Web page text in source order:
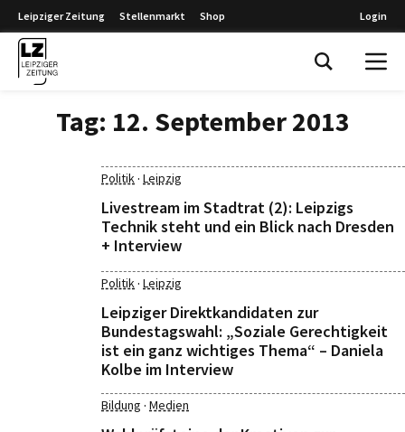
Leipziger Zeitung Stellenmarkt Shop Login
Tag: 12. September 2013
Politik· Leipzig
Livestream im Stadtrat (2): Leipzigs
Technik steht und ein Blick nach Dresden
+ Interview
Politik· Leipzig
Leipziger Direktkandidaten zur
Bundestagswahl: „Soziale Gerechtigkeit
ist ein ganz wichtiges Thema“ – Daniela
Kolbe im Interview
Bildung · Medien